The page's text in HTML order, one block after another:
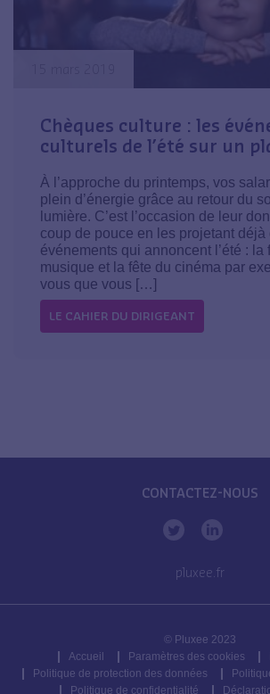
Chèques culture : les
culturels de l’été sur un
À l’approche du printemps, vos
plein d’énergie grâce au retour du
lumière. C’est l’occasion de leur
coup de pouce en les projetant déjà
événements qui annoncent l’été : la
musique et la fête du cinéma par
vous que vous […]
LE CAHIER DU DIRIGEANT
CONTACTEZ-NOUS
pluxee.fr
© Pluxee 2023
Accueil
Paramètres des cookies
Politique de protection des données
Politique de confidentialité